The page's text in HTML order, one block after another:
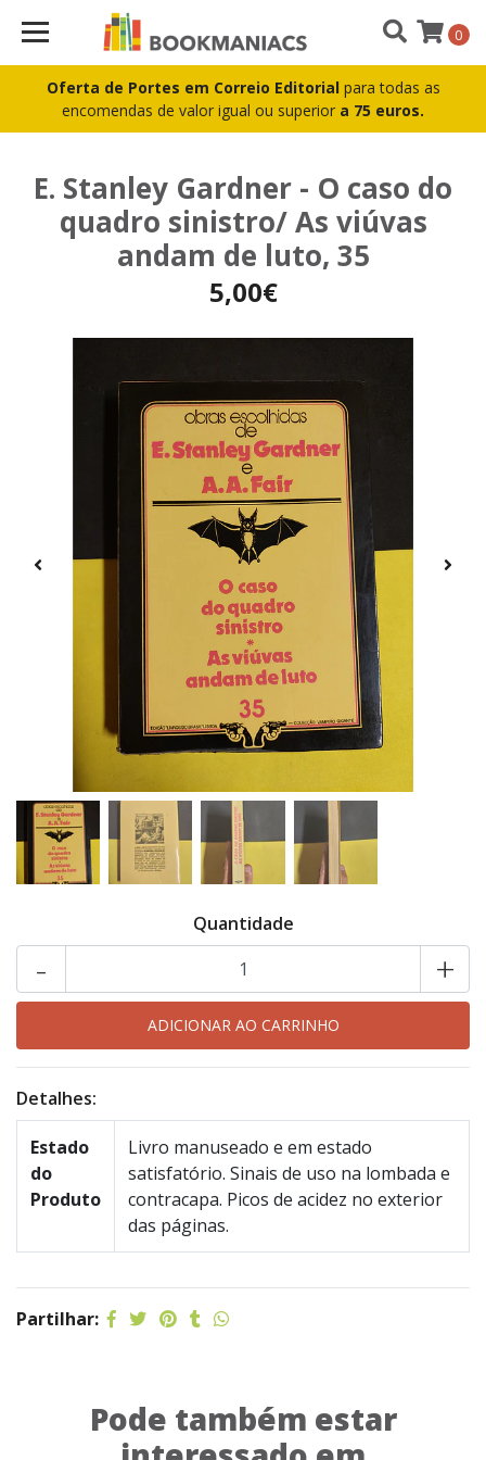
Oferta de Portes em Correio Editorial para todas as
encomendas de valor igual ou superior a 75 euros.
0
E. Stanley Gardner - O caso do
quadro sinistro/ As viúvas
andam de luto, 35
5,00€
Quantidade
+
-
Detalhes:
Estado
do
Produto
Livro manuseado e em estado
satisfatório. Sinais de uso na lombada e
contracapa. Picos de acidez no exterior
das páginas.
Partilhar:
Pode também estar